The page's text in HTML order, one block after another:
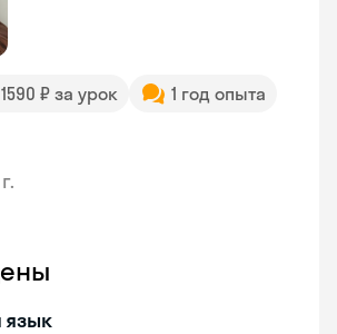
₽ за урок
1 год опыта
язык